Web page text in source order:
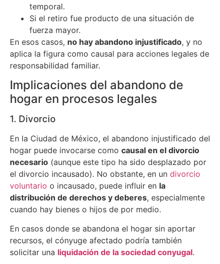
temporal.
Si el retiro fue producto de una situación de
fuerza mayor.
En esos casos, no hay abandono injustificado, y no
aplica la figura como causal para acciones legales de
responsabilidad familiar.
Implicaciones del abandono de
hogar en procesos legales
1. Divorcio
En la Ciudad de México, el abandono injustificado del
hogar puede invocarse como causal en el divorcio
necesario (aunque este tipo ha sido desplazado por
el divorcio incausado). No obstante, en un divorcio
voluntario o incausado, puede influir en la
distribución de derechos y deberes, especialmente
cuando hay bienes o hijos de por medio.
En casos donde se abandona el hogar sin aportar
recursos, el cónyuge afectado podría también
solicitar una liquidación de la sociedad conyugal.